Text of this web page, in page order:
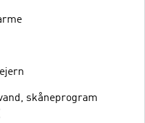
skåneprogram